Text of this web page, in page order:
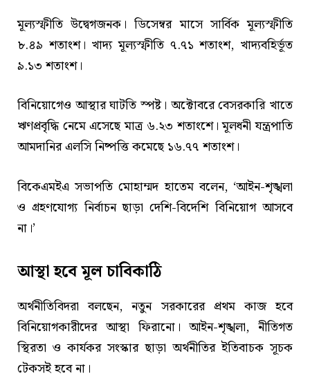
মূল্যস্ফীতি উদ্বেগজনক। ডিসেম্বর মাসে সার্বিক মূল্যস্ফীতি
৮.৪৯ শতাংশ। খাদ্য মূল্যস্ফীতি ৭.৭১ শতাংশ, খাদ্যবহির্ভূত
৯.১৩ শতাংশ।
বিনিয়োগেও আস্থার ঘাটতি স্পষ্ট। অক্টোবরে বেসরকারি খাতে
ঋণপ্রবৃদ্ধি নেমে এসেছে মাত্র ৬.২৩ শতাংশে। মূলধনী যন্ত্রপাতি
আমদানির এলসি নিষ্পত্তি কমেছে ১৬.৭৭ শতাংশ।
বিকেএমইএ সভাপতি মোহাম্মদ হাতেম বলেন, ‘আইন-শৃঙ্খলা
ও গ্রহণযোগ্য নির্বাচন ছাড়া দেশি-বিদেশি বিনিয়োগ আসবে
না।’
আস্থা হবে মূল চাবিকাঠি
অর্থনীতিবিদরা বলছেন, নতুন সরকারের প্রথম কাজ হবে
বিনিয়োগকারীদের আস্থা ফিরানো। আইন-শৃঙ্খলা, নীতিগত
স্থিরতা ও কার্যকর সংস্কার ছাড়া অর্থনীতির ইতিবাচক সূচক
টেকসই হবে না।